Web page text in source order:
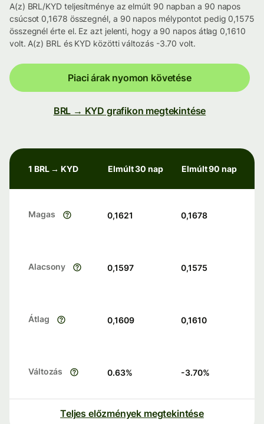
A(z) BRL/KYD teljesítménye az elmúlt 90 napban a 90 napos
csúcsot 0,1678 összegnél, a 90 napos mélypontot pedig 0,1575
összegnél érte el. Ez azt jelenti, hogy a 90 napos átlag 0,1610
volt. A(z) BRL és KYD közötti változás -3.70 volt.
Piaci árak nyomon követése
BRL → KYD grafikon megtekintése
1 BRL → KYD Elmúlt 30 nap Elmúlt 90 nap
Magas 0,1621 0,1678
Alacsony 0,1597 0,1575
Átlag 0,1609 0,1610
Változás 0.63% -3.70%
Teljes előzmények megtekintése